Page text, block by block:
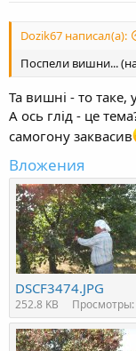
Dozik67 написал(а):
Поспели вишни...
Та вишні - то таке,
А ось глід - це
самогону заквасив
Вложения
DSCF3474.JPG
252.8 KB Просмотры: